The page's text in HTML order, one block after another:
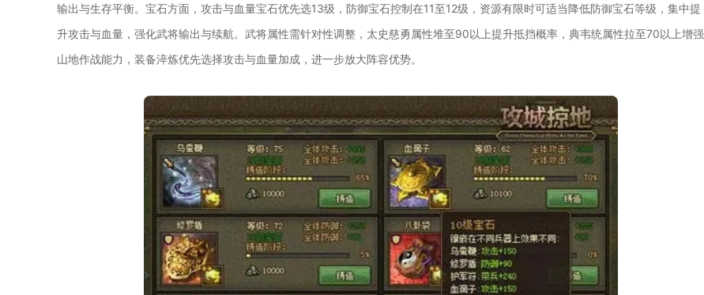
输出与生存平衡。宝石方面，攻击与血量宝石优先选13级，防御宝石控制在11至12级，资源有限时可适当降低防御宝石等级，集中提
升攻击与血量，强化武将输出与续航。武将属性需针对性调整，太史慈勇属性堆至90以上提升抵挡概率，典韦统属性拉至70以上增强
山地作战能力，装备淬炼优先选择攻击与血量加成，进一步放大阵容优势。